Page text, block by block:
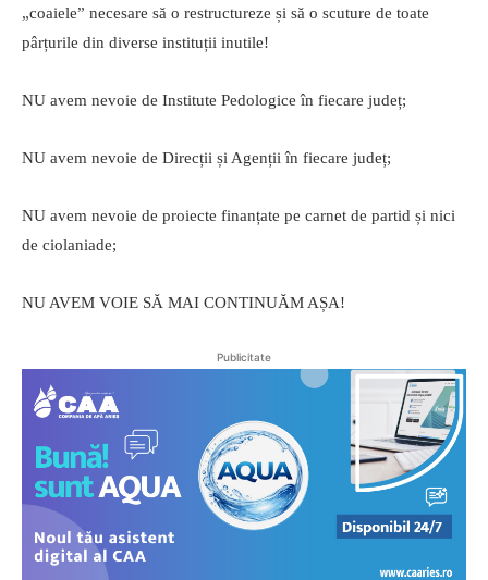
„coaiele” necesare să o restructureze și să o scuture de toate
pârțurile din diverse instituții inutile!
NU avem nevoie de Institute Pedologice în fiecare județ;
NU avem nevoie de Direcții și Agenții în fiecare județ;
NU avem nevoie de proiecte finanțate pe carnet de partid și nici
de ciolaniade;
NU AVEM VOIE SĂ MAI CONTINUĂM AȘA!
Publicitate